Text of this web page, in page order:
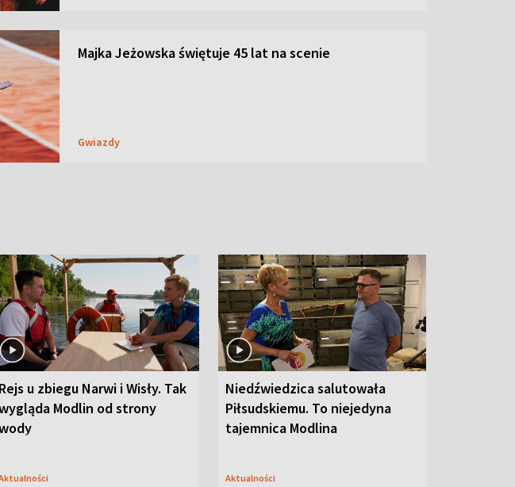
Majka Jeżowska świętuje 45 lat na scenie
Gwiazdy
Rejs u zbiegu Narwi i Wisły. Tak
Modlin od strony
Aktualności
Niedźwiedzica salutowała
Piłsudskiemu. To niejedyna
tajemnica Modlina
Aktualności